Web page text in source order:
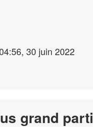
30 juin 2022
grand parti